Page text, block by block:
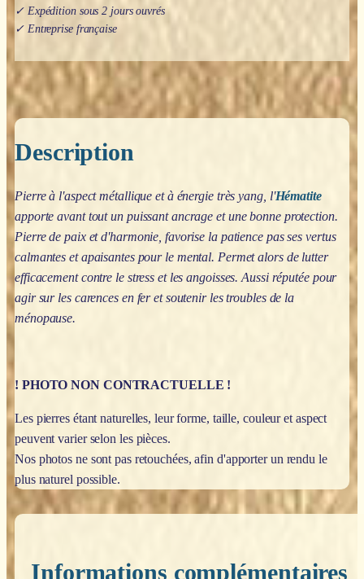
✓ Expédition sous 2 jours ouvrés
✓ Entreprise française
Description
Pierre à l'aspect métallique et à énergie très yang, l'Hématite
apporte avant tout un puissant ancrage et une bonne protection.
Pierre de paix et d'harmonie, favorise la patience pas ses vertus
calmantes et apaisantes pour le mental. Permet alors de lutter
efficacement contre le stress et les angoisses. Aussi réputée pour
agir sur les carences en fer et soutenir les troubles de la
ménopause.
! PHOTO NON CONTRACTUELLE !
Les pierres étant naturelles, leur forme, taille, couleur et aspect
peuvent varier selon les pièces.
Nos photos ne sont pas retouchées, afin d'apporter un rendu le
plus naturel possible.
Informations complémentaires